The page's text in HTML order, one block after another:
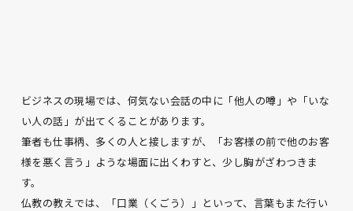
ビジネスの現場では、何気ない会話の中に「他人の噂」や「いな
い人の話」が出てくることがあります。
筆者も仕事柄、多くの人と接しますが、「お客様の前で他のお客
様を悪く言う」ような場面に出くわすと、少し胸がざわつきま
す。
仏教の教えでは、「口業（くごう）」といって、言葉もまた行い